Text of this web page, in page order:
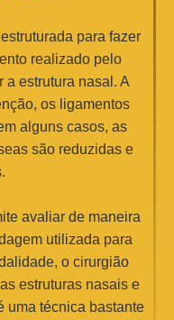
para fazer
realizado pelo
a estrutura nasal. A
os ligamentos
alguns casos, as
são reduzidas e
avaliar de maneira
utilizada para
o cirurgião
estruturas nasais e
uma técnica bastante